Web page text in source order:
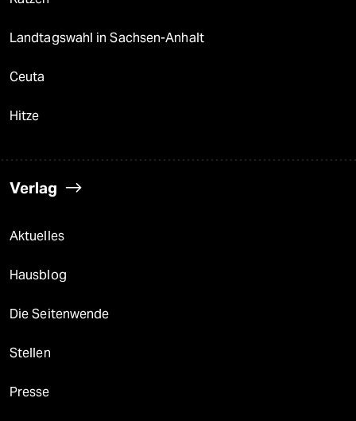
Landtagswahl in Sachsen-Anhalt
Ceuta
Hitze
Verlag
Aktuelles
Hausblog
Die Seitenwende
Stellen
Presse